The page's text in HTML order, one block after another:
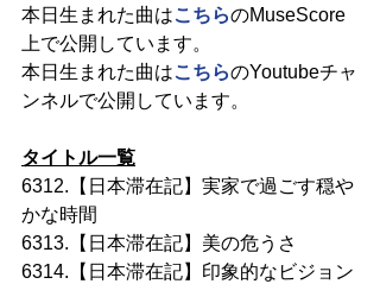
本日生まれた曲はこちらのMuseScore
上で公開しています。
本日生まれた曲はこちらのYoutubeチャ
ンネルで公開しています。
タイトル一覧
6312.【日本滞在記】実家で過ごす穏や
かな時間
6313.【日本滞在記】美の危うさ
6314.【日本滞在記】印象的なビジョン